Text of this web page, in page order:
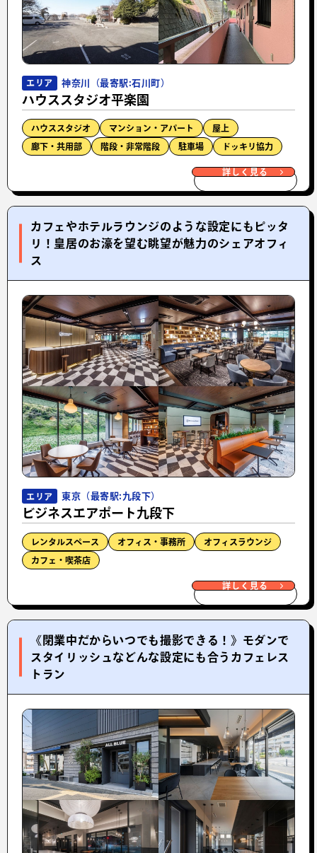
エリア 神奈川（最寄駅:石川町）
ハウススタジオ平楽園
ハウススタジオ マンション・アパート 屋上
廊下・共用部 階段・非常階段 駐車場 ドッキリ協力
詳しく見る
カフェやホテルラウンジのような設定にもピッタ
リ！皇居のお濠を望む眺望が魅力のシェアオフィ
ス
エリア 東京（最寄駅:九段下）
ビジネスエアポート九段下
レンタルスペース オフィス・事務所 オフィスラウンジ
カフェ・喫茶店
詳しく見る
《閉業中だからいつでも撮影できる！》モダンで
スタイリッシュなどんな設定にも合うカフェレス
トラン